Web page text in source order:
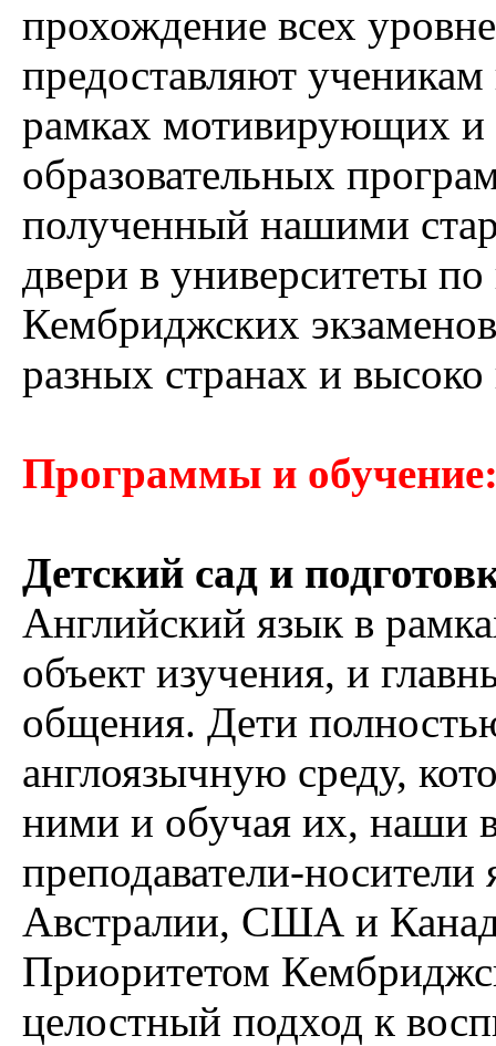
прохождение всех
предоставляют
рамках мотивирующих
образовательных
полученный нашими
двери в университеты
Кембриджских
разных странах и высоко
Программы и
Детский сад и
Английский язык в
объект изучения, и
общения. Дети
англоязычную среду,
ними и обучая их, наши
преподаватели-
Австралии, США и
Приоритетом
целостный подход к